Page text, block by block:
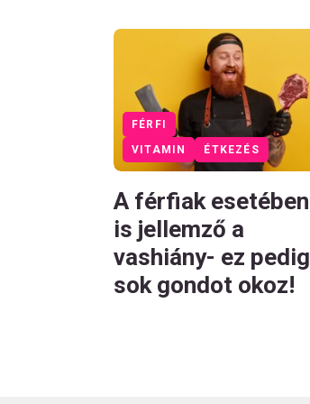
VITAMIN ÉTKEZÉS
FÉRFI
A férfiak esetében
is jellemző a
vashiány- ez pedig
sok gondot okoz!